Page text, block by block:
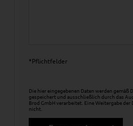
*Pflichtfelder
Die hier eingegebenen Daten werden gemäß
gespeichert und ausschließlich durch das
Brod GmbH verarbeitet. Eine Weitergabe
nicht.